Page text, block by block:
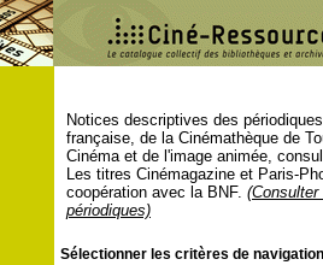
Notices descriptives des
française, de la Cinémathèque de
Cinéma et de l'image animée,
Les titres Cinémagazine et Paris-
coopération avec la BNF.
périodiques)
Sélectionner les critères de